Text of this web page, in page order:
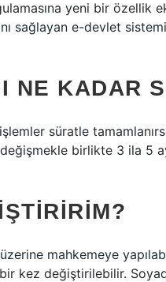
yeni bir özellik
sağlayan e-devlet
NE KADAR
süratle
değişmekle birlikte 3 ila 5
mahkemeye
kez değiştirilebilir.